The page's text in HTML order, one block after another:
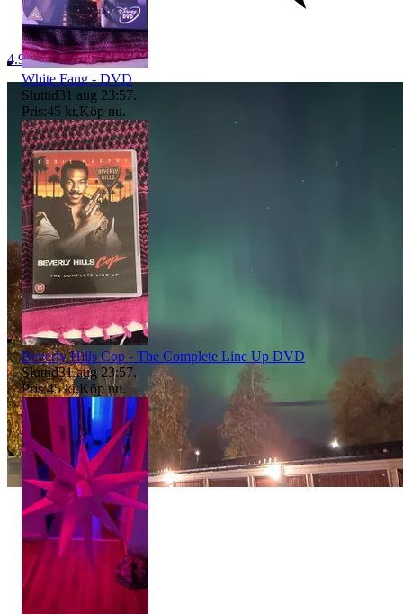
4.9
White Fang - DVD
Sluttid31 aug 23:57.
Pris:45 kr,Köp nu.
Beverly Hills Cop - The Complete Line Up DVD
Sluttid31 aug 23:57.
Pris:45 kr,Köp nu.